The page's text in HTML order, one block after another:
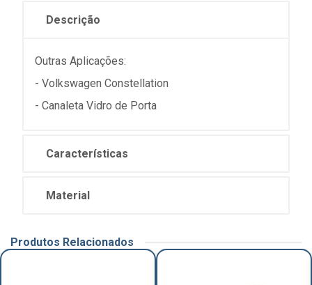
Descrição
Outras Aplicações:
- Volkswagen Constellation
- Canaleta Vidro de Porta
Características
Material
Produtos Relacionados